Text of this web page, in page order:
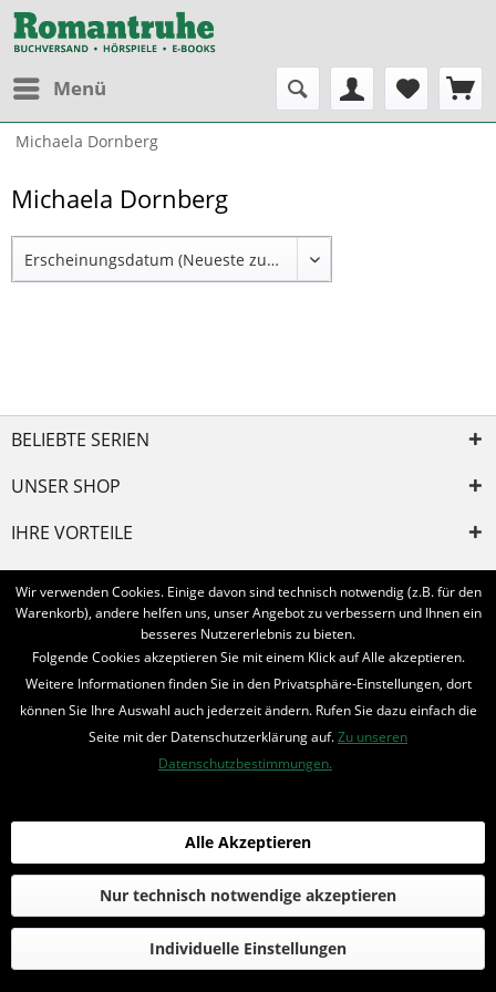
Menü
Michaela Dornberg
Michaela Dornberg
BELIEBTE SERIEN
UNSER SHOP
IHRE VORTEILE
INFORMIERT BLEIBEN
Bestellung widerrufen
* Alle Preise inkl. MwSt. und zzgl. Bearbeitungspauschale
© 2016-2022 Romantruhe - Buchversand, Joachim Otto
die profilschmiede - Internetagentur
Wir verwenden Cookies. Einige davon sind technisch notwendig (z.B. für den
Warenkorb), andere helfen uns, unser Angebot zu verbessern und Ihnen ein
besseres Nutzererlebnis zu bieten.
Folgende Cookies akzeptieren Sie mit einem Klick auf Alle akzeptieren.
Weitere Informationen finden Sie in den Privatsphäre-Einstellungen, dort
können Sie Ihre Auswahl auch jederzeit ändern. Rufen Sie dazu einfach die
Seite mit der Datenschutzerklärung auf.Zu unseren
Datenschutzbestimmungen.
Individuelle Einstellungen
Nur technisch notwendige akzeptieren
Alle Akzeptieren